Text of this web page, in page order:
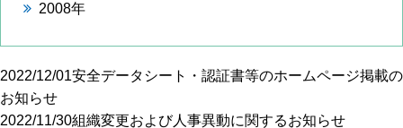
2008年
2022/12/01安全データシート・認証書等のホームページ掲載の
お知らせ
2022/11/30組織変更および人事異動に関するお知らせ